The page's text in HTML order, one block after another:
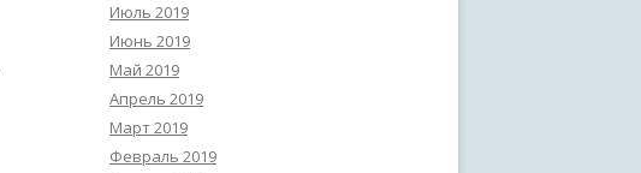
Июль 2019
Июнь 2019
Май 2019
Апрель 2019
Март 2019
Февраль 2019